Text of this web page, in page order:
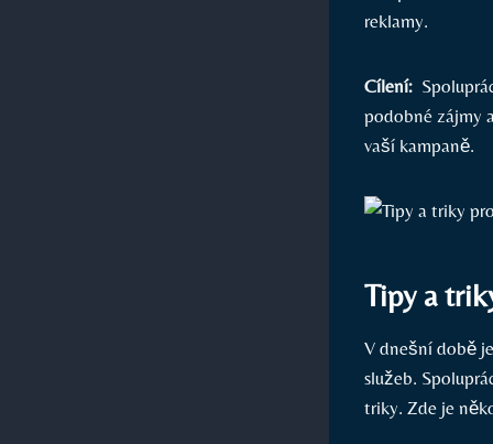
reklamy.
Cílení:
podobné ⁣zájmy
vaší ⁣kampaně.
Tipy a
V​ dnešní době
služeb.
‍triky. Zde je